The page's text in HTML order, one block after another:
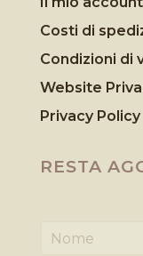
Costi di
Condizioni di
Website
Privacy Policy
RESTA